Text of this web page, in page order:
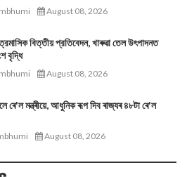
August 08, 2026
বিত্তীয় প্রতিবেদন, খাৰুৱা তেল উৎপাদনত
বৃদ্ধি
August 08, 2026
ৰে'ল মন্ত্ৰীয়ে, আধুনিক ৰূপ দিব ৰাজ্যৰ ৪৮টা ৰে'ল
August 08, 2026